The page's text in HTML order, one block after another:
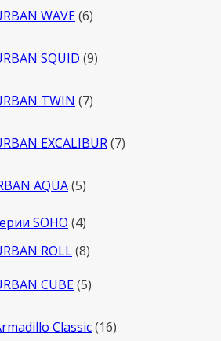
WAVE 66
SQUID 99
TWIN 77
EXCALIBUR 77
AQUA 55
SOHO 44
товара
ROLL 88
CUBE 55
Classic 1616